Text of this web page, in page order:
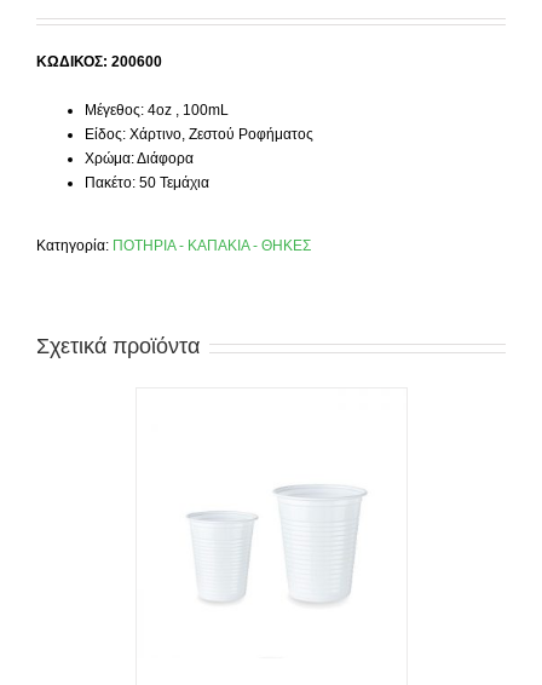
ΚΩΔΙΚΟΣ: 200600
Μέγεθος: 4oz , 100mL
Είδος: Χάρτινο, Ζεστού Ροφήματος
Χρώμα: Διάφορα
Πακέτο: 50 Τεμάχια
Κατηγορία: ΠΟΤΗΡΙΑ - ΚΑΠΑΚΙΑ - ΘΗΚΕΣ
Σχετικά προϊόντα